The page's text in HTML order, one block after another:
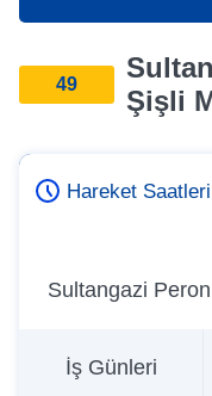
49
Şişli
Hareket Saatleri
Sultangazi
İş Günleri